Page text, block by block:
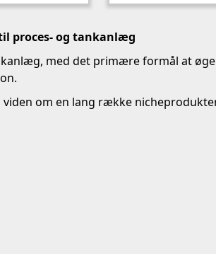
proces- og tankanlæg
med det primære formål at
om en lang række